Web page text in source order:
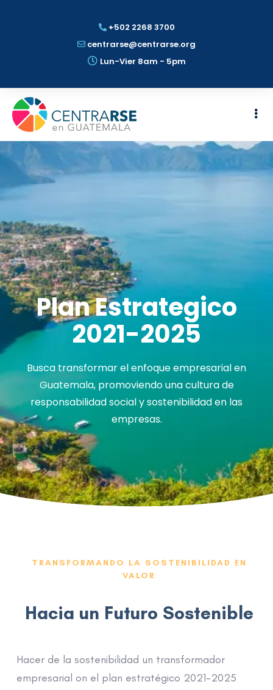
+502 2268 3700
centrarse@centrarse.org
Lun-Vier 8am - 5pm
Plan Estrategico
2021-2025
Busca transformar el enfoque empresarial en
Guatemala, promoviendo una cultura de
responsabilidad social y sostenibilidad en las
empresas.
TRANSFORMANDO LA SOSTENIBILIDAD EN
VALOR
Hacia un Futuro Sostenible
Hacer de la sostenibilidad un transformador
empresarial on el plan estratégico 2021-2025